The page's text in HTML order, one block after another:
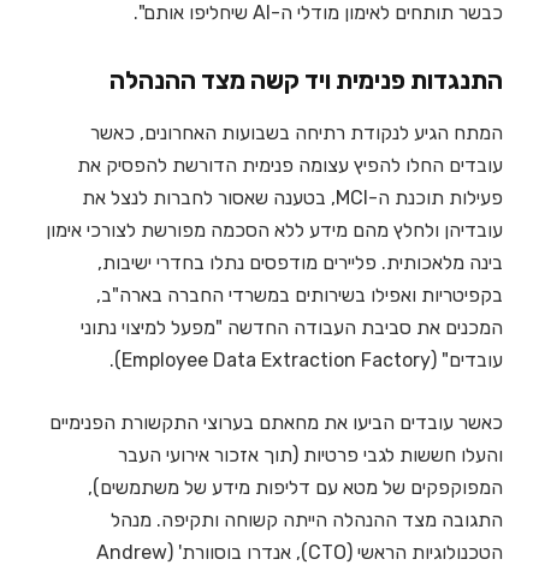
כבשר תותחים לאימון מודלי ה-AI שיחליפו אותם".
התנגדות פנימית ויד קשה מצד ההנהלה
המתח הגיע לנקודת רתיחה בשבועות האחרונים, כאשר
עובדים החלו להפיץ עצומה פנימית הדורשת להפסיק את
פעילות תוכנת ה-MCI, בטענה שאסור לחברות לנצל את
עובדיהן ולחלץ מהם מידע ללא הסכמה מפורשת לצורכי אימון
בינה מלאכותית. פליירים מודפסים נתלו בחדרי ישיבות,
בקפיטריות ואפילו בשירותים במשרדי החברה בארה"ב,
המכנים את סביבת העבודה החדשה "מפעל למיצוי נתוני
עובדים" (Employee Data Extraction Factory).
כאשר עובדים הביעו את מחאתם בערוצי התקשורת הפנימיים
והעלו חששות לגבי פרטיות (תוך אזכור אירועי העבר
המפוקפקים של מטא עם דליפות מידע של משתמשים),
התגובה מצד ההנהלה הייתה קשוחה ותקיפה. מנהל
הטכנולוגיות הראשי (CTO), אנדרו בוסוורת' (Andrew